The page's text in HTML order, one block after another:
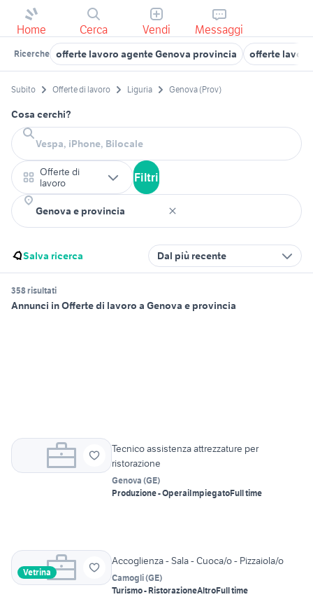
Home Cerca Vendi Messaggi
Ricerche offerte lavoro agente Genova provincia offerte
Subito Offerte di lavoro Liguria Genova (Prov)
Cosa cerchi?
Offerte di
lavoro
Filtri
Salva ricerca Dal più recente
358 risultati
Annunci in Offerte di lavoro a Genova e provincia
Tecnico assistenza attrezzature per
ristorazione
Genova (GE)
Produzione - OperaiImpiegatoFull time
Vetrina
Accoglienza - Sala - Cuoca/o - Pizzaiola/o
Camogli(GE)
Turismo - RistorazioneAltroFull time